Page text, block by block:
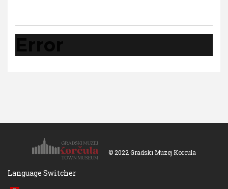
© 2022 Gradski Muzej Korcula
Language Switcher